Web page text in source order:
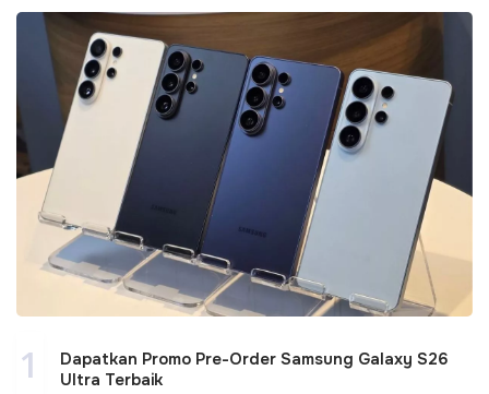
1
Dapatkan Promo Pre-Order Samsung Galaxy S26
Ultra Terbaik